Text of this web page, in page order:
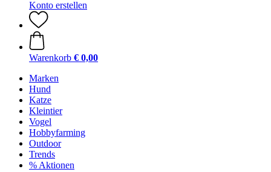
Konto erstellen
Warenkorb € 0,00
Marken
Hund
Katze
Kleintier
Vogel
Hobbyfarming
Outdoor
Trends
% Aktionen